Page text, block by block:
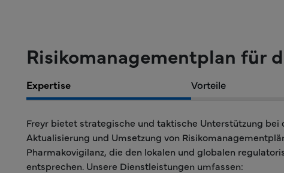
Risikomanagementplan für
Expertise Vorteile
Freyr bietet strategische und taktische Unterstützung bei
Aktualisierung und Umsetzung von
Pharmakovigilanz, die den lokalen und globalen
entsprechen. Unsere Dienstleistungen umfassen: